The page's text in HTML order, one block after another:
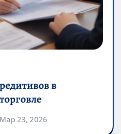
в
Мар 23, 2026